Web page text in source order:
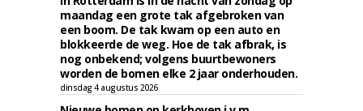
maandag een grote tak afgebroken van
een boom. De tak kwam op een auto en
blokkeerde de weg. Hoe de tak afbrak, is
nog onbekend; volgens buurtbewoners
worden de bomen elke 2 jaar onderhouden.
dinsdag 4 augustus 2026